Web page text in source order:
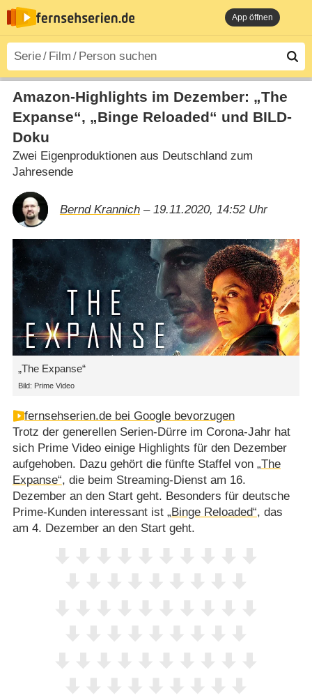
App öffnen
Amazon-Highlights im Dezember: „The
Expanse“, „Binge Reloaded“ und BILD-
Doku
Zwei Eigenproduktionen aus Deutschland zum
Jahresende
Bernd Krannich– 19.11.2020, 14:52 Uhr
„The Expanse“
Bild: Prime Video
fernsehserien.de bei Google bevorzugen
Trotz der generellen Serien-Dürre im Corona-Jahr hat
sich Prime Video einige Highlights für den Dezember
aufgehoben. Dazu gehört die fünfte Staffel von „The
Expanse“, die beim Streaming-Dienst am 16.
Dezember an den Start geht. Besonders für deutsche
Prime-Kunden interessant ist „Binge Reloaded“, das
am 4. Dezember an den Start geht.